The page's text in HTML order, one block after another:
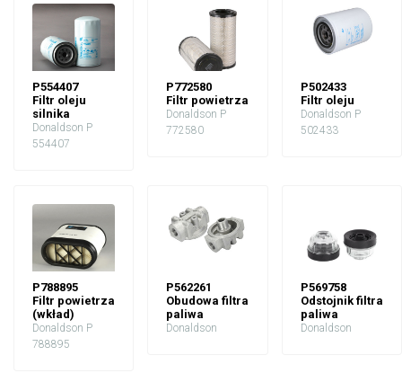
P554407
Filtr oleju
silnika
Donaldson P
554407
P772580
Filtr powietrza
Donaldson P
772580
P502433
Filtr oleju
Donaldson P
502433
P788895
Filtr powietrza
(wkład)
Donaldson P
788895
P562261
Obudowa filtra
paliwa
Donaldson
P569758
Odstojnik filtra
paliwa
Donaldson